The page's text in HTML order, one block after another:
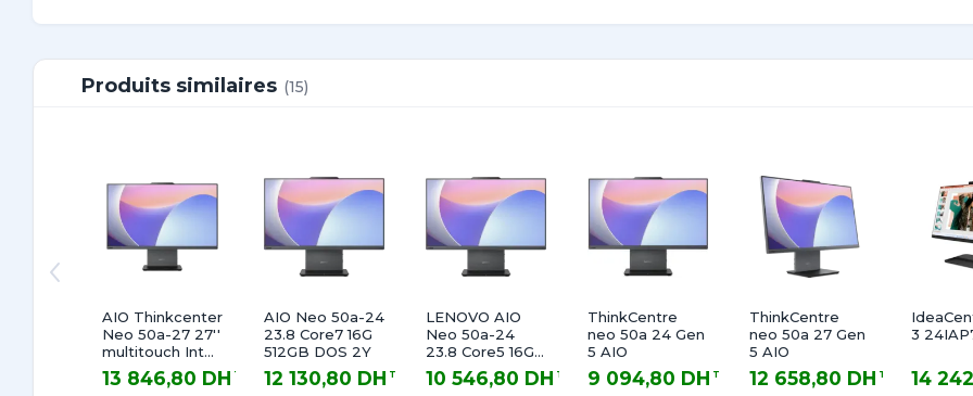
Produits similaires (15)
AIO Thinkcenter
Neo 50a-27 27''
multitouch Intel
Core 7-240H
16Go 512Go SSD
13 846,80 DH TTC
AIO Neo 50a-24
23.8 Core7 16G
512GB DOS 2Y
12 130,80 DH TTC
LENOVO AIO
Neo 50a-24
23.8 Core5 16GB
512G DOS 2Y
10 546,80 DH TTC
ThinkCentre
neo 50a 24 Gen
5 AIO
9 094,80 DH TTC
ThinkCentre
neo 50a 27 Gen
5 AIO
12 658,80 DH TTC
3
14